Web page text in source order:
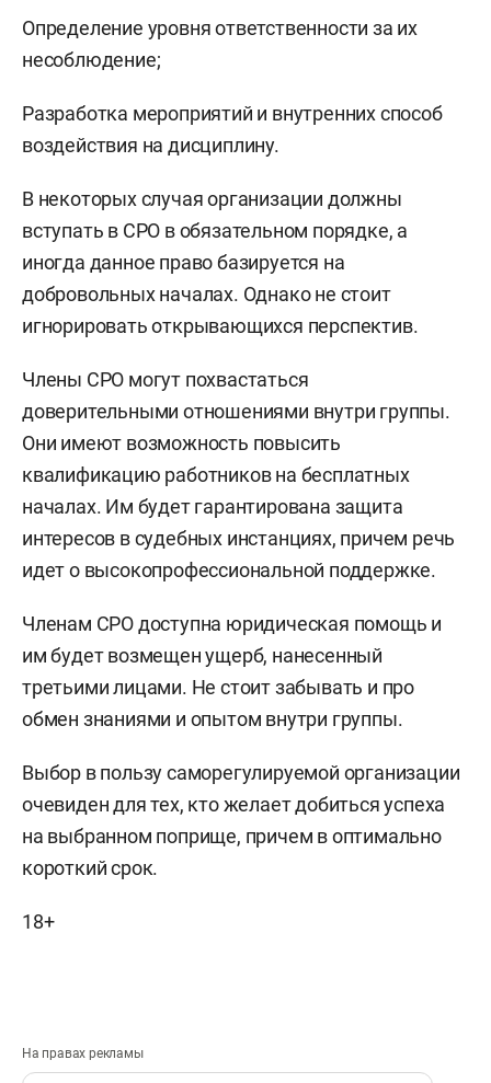
Определение уровня ответственности за их
несоблюдение;
Разработка мероприятий и внутренних способ
воздействия на дисциплину.
В некоторых случая организации должны
вступать в СРО в обязательном порядке, а
иногда данное право базируется на
добровольных началах. Однако не стоит
игнорировать открывающихся перспектив.
Члены СРО могут похвастаться
доверительными отношениями внутри группы.
Они имеют возможность повысить
квалификацию работников на бесплатных
началах. Им будет гарантирована защита
интересов в судебных инстанциях, причем речь
идет о высокопрофессиональной поддержке.
Членам СРО доступна юридическая помощь и
им будет возмещен ущерб, нанесенный
третьими лицами. Не стоит забывать и про
обмен знаниями и опытом внутри группы.
Выбор в пользу саморегулируемой организации
очевиден для тех, кто желает добиться успеха
на выбранном поприще, причем в оптимально
короткий срок.
18+
На правах рекламы